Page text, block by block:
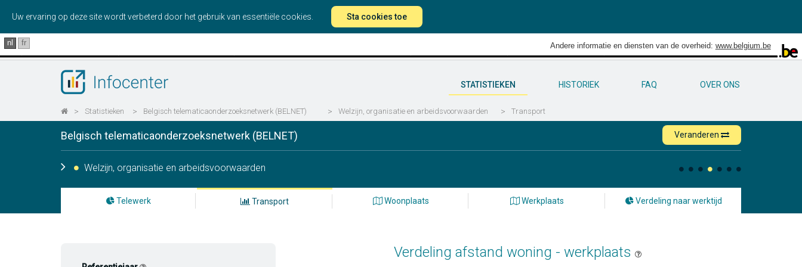
Uw ervaring op deze site wordt verbeterd door het gebruik van essentiële cookies. Sta cookies toe
nl fr Andere informatie en diensten van de overheid: www.belgium.be
STATISTIEKEN HISTORIEK FAQ OVER ONS
> Statistieken > Belgisch telematicaonderzoeksnetwerk (BELNET) > Welzijn, organisatie en arbeidsvoorwaarden > Transport
Belgisch telematicaonderzoeksnetwerk (BELNET) Veranderen
Welzijn, organisatie en arbeidsvoorwaarden
Telewerk Transport Woonplaats Werkplaats Verdeling naar werktijd
Verdeling afstand woning - werkplaats